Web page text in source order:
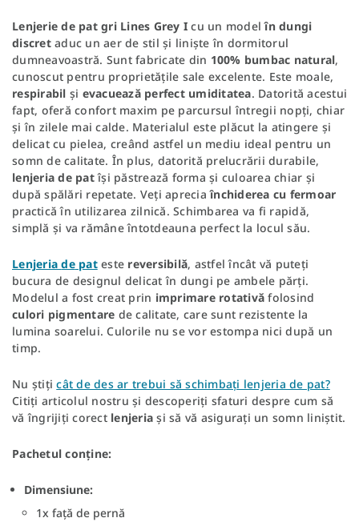
Lenjerie de pat gri Lines Grey I cu un modelîn dungi
discretaduc un aer de stil și liniște în dormitorul
dumneavoastră. Sunt fabricate din 100% bumbac natural,
cunoscut pentru proprietățile sale excelente. Este moale,
respirabil și evacuează perfect umiditatea. Datorită acestui
fapt, oferă confort maxim pe parcursul întregii nopți, chiar
și în zilele mai calde. Materialul este plăcut la atingere și
delicat cu pielea, creând astfel un mediu ideal pentru un
somn de calitate. În plus, datorită prelucrării durabile,
lenjeria de patîși păstrează forma și culoarea chiar și
după spălări repetate. Veți apreciaînchiderea cu fermoar
practică în utilizarea zilnică. Schimbarea va fi rapidă,
simplă și va rămâne întotdeauna perfect la locul său.
Lenjeria de pateste reversibilă, astfel încât vă puteți
bucura de designul delicat în dungi pe ambele părți.
Modelul a fost creat prin imprimare rotativă folosind
culori pigmentare de calitate, care sunt rezistente la
lumina soarelui. Culorile nu se vor estompa nici după un
timp.
Nu știțicât de des ar trebui să schimbați lenjeria de pat?
Citiți articolul nostru și descoperiți sfaturi despre cum să
vă îngrijiți corect lenjeria și să vă asigurați un somn liniștit.
Pachetul conține:
Dimensiune:
1x față de pernă